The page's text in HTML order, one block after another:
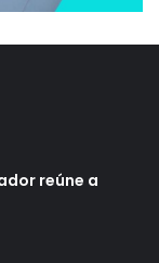
reúne a